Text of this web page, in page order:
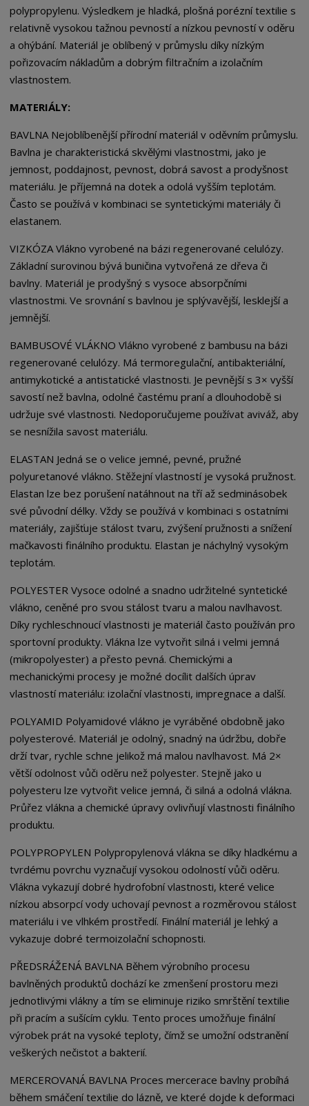
polypropylenu. Výsledkem je hladká, plošná porézní textilie s
relativně vysokou tažnou pevností a nízkou pevností v oděru
a ohýbání. Materiál je oblíbený v průmyslu díky nízkým
pořizovacím nákladům a dobrým filtračním a izolačním
vlastnostem.
MATERIÁLY:
BAVLNA Nejoblíbenější přírodní materiál v oděvním průmyslu.
Bavlna je charakteristická skvělými vlastnostmi, jako je
jemnost, poddajnost, pevnost, dobrá savost a prodyšnost
materiálu. Je příjemná na dotek a odolá vyšším teplotám.
Často se používá v kombinaci se syntetickými materiály či
elastanem.
VIZKÓZA Vlákno vyrobené na bázi regenerované celulózy.
Základní surovinou bývá buničina vytvořená ze dřeva či
bavlny. Materiál je prodyšný s vysoce absorpčními
vlastnostmi. Ve srovnání s bavlnou je splývavější, lesklejší a
jemnější.
BAMBUSOVÉ VLÁKNO Vlákno vyrobené z bambusu na bázi
regenerované celulózy. Má termoregulační, antibakteriální,
antimykotické a antistatické vlastnosti. Je pevnější s 3× vyšší
savostí než bavlna, odolné častému praní a dlouhodobě si
udržuje své vlastnosti. Nedoporučujeme používat aviváž, aby
se nesnížila savost materiálu.
ELASTAN Jedná se o velice jemné, pevné, pružné
polyuretanové vlákno. Stěžejní vlastností je vysoká pružnost.
Elastan lze bez porušení natáhnout na tří až sedminásobek
své původní délky. Vždy se používá v kombinaci s ostatními
materiály, zajišťuje stálost tvaru, zvýšení pružnosti a snížení
mačkavosti finálního produktu. Elastan je náchylný vysokým
teplotám.
POLYESTER Vysoce odolné a snadno udržitelné syntetické
vlákno, ceněné pro svou stálost tvaru a malou navlhavost.
Díky rychleschnoucí vlastnosti je materiál často používán pro
sportovní produkty. Vlákna lze vytvořit silná i velmi jemná
(mikropolyester) a přesto pevná. Chemickými a
mechanickými procesy je možné docílit dalších úprav
vlastností materiálu: izolační vlastnosti, impregnace a další.
POLYAMID Polyamidové vlákno je vyráběné obdobně jako
polyesterové. Materiál je odolný, snadný na údržbu, dobře
drží tvar, rychle schne jelikož má malou navlhavost. Má 2×
větší odolnost vůči oděru než polyester. Stejně jako u
polyesteru lze vytvořit velice jemná, či silná a odolná vlákna.
Průřez vlákna a chemické úpravy ovlivňují vlastnosti finálního
produktu.
POLYPROPYLEN Polypropylenová vlákna se díky hladkému a
tvrdému povrchu vyznačují vysokou odolností vůči oděru.
Vlákna vykazují dobré hydrofobní vlastnosti, které velice
nízkou absorpcí vody uchovají pevnost a rozměrovou stálost
materiálu i ve vlhkém prostředí. Finální materiál je lehký a
vykazuje dobré termoizolační schopnosti.
PŘEDSRÁŽENÁ BAVLNA Během výrobního procesu
bavlněných produktů dochází ke zmenšení prostoru mezi
jednotlivými vlákny a tím se eliminuje riziko smrštění textilie
při pracím a sušícím cyklu. Tento proces umožňuje finální
výrobek prát na vysoké teploty, čímž se umožní odstranění
veškerých nečistot a bakterií.
MERCEROVANÁ BAVLNA Proces mercerace bavlny probíhá
během smáčení textilie do lázně, ve které dojde k deformaci